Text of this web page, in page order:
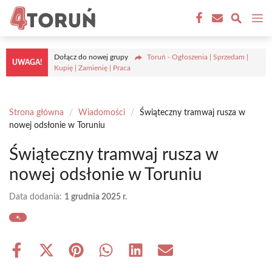
Przejdź
treści
UWAGA!
Dołącz do nowej grupy
Toruń - Ogłoszenia | Sprzedam |
Kupię | Zamienię | Praca
Strona główna / Wiadomości /
Świąteczny tramwaj rusza w
nowej odsłonie w Toruniu
Świąteczny tramwaj rusza w
nowej odsłonie w Toruniu
Data dodania: 1 grudnia 2025 r.
Share
Share Share Share Share Share